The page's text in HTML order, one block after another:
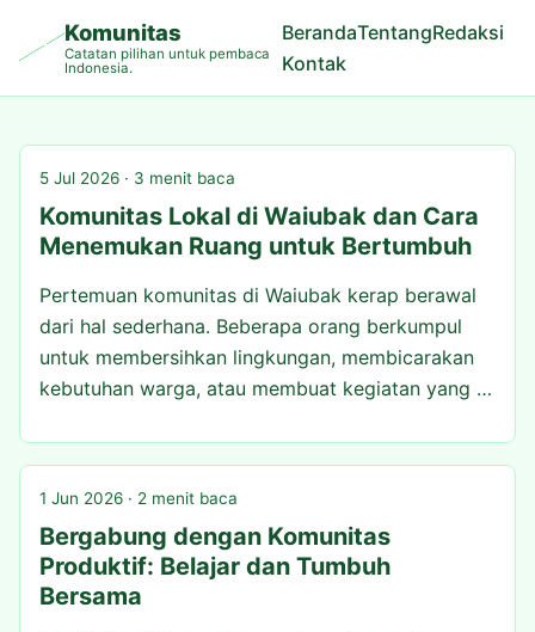
Komunitas
Catatan pilihan untuk pembaca
Indonesia.
BerandaTentangRedaksi
Kontak
5 Jul 2026 · 3 menit baca
Komunitas Lokal di Waiubak dan Cara
Menemukan Ruang untuk Bertumbuh
Pertemuan komunitas di Waiubak kerap berawal
dari hal sederhana. Beberapa orang berkumpul
untuk membersihkan lingkungan, membicarakan
kebutuhan warga, atau membuat kegiatan yang …
1 Jun 2026 · 2 menit baca
Bergabung dengan Komunitas
Produktif: Belajar dan Tumbuh
Bersama